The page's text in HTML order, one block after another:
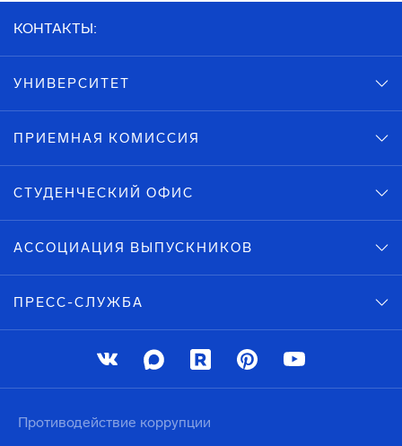
КОНТАКТЫ:
УНИВЕРСИТЕТ
ПРИЕМНАЯ КОМИССИЯ
СТУДЕНЧЕСКИЙ ОФИС
АССОЦИАЦИЯ ВЫПУСКНИКОВ
ПРЕСС-СЛУЖБА
Противодействие коррупции